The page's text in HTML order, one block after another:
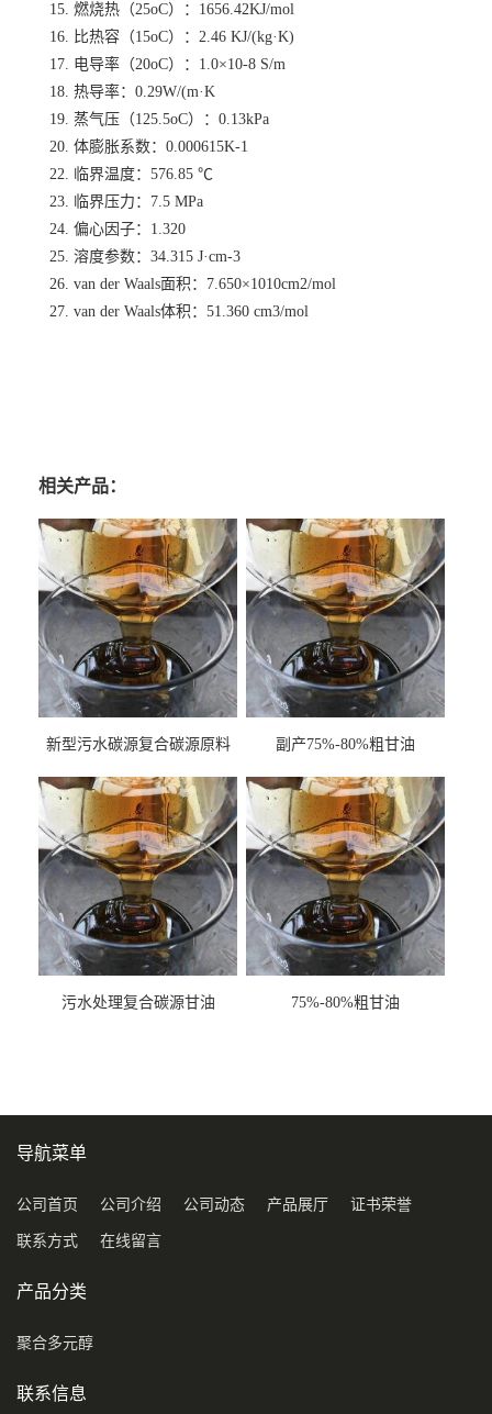
15. 燃烧热（25oC）：1656.42KJ/mol
16. 比热容（15oC）：2.46 KJ/(kg·K)
17. 电导率（20oC）：1.0×10-8 S/m
18. 热导率：0.29W/(m·K
19. 蒸气压（125.5oC）：0.13kPa
20. 体膨胀系数：0.000615K-1
22. 临界温度：576.85 ℃
23. 临界压力：7.5 MPa
24. 偏心因子：1.320
25. 溶度参数：34.315 J·cm-3
26. van der Waals面积：7.650×1010cm2/mol
27. van der Waals体积：51.360 cm3/mol
相关产品：
新型污水碳源复合碳源原料
副产75%-80%粗甘油
污水处理复合碳源甘油
75%-80%粗甘油
导航菜单
公司首页 公司介绍 公司动态 产品展厅 证书荣誉
联系方式 在线留言
产品分类
聚合多元醇
联系信息